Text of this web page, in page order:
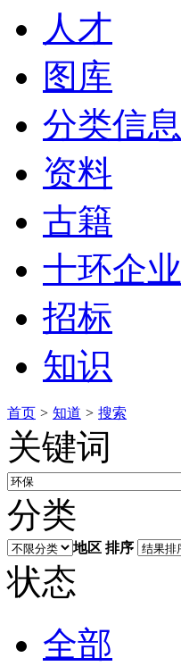
人才
图库
分类信息
资料
古籍
十环企业
招标
知识
首页 > 知道 > 搜索
关键词
分类
地区 排序
状态
全部